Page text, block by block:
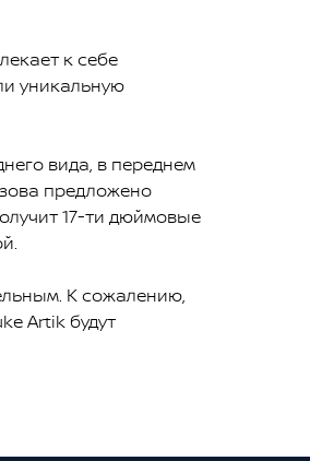
к себе
уникальную
вида, в переднем
предложено
17-ти дюймовые
К сожалению,
Artik будут